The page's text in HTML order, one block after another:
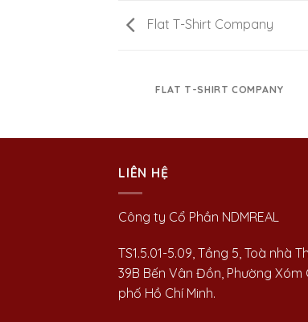
Flat T-Shirt Company
FLAT T-SHIRT COMPANY
LIÊN HỆ
Công ty Cổ Phần NDMREAL
TS1.5.01-5.09, Tầng 5, Toà nhà
39B Bến Vân Đồn, Phường Xóm
phố Hồ Chí Minh.